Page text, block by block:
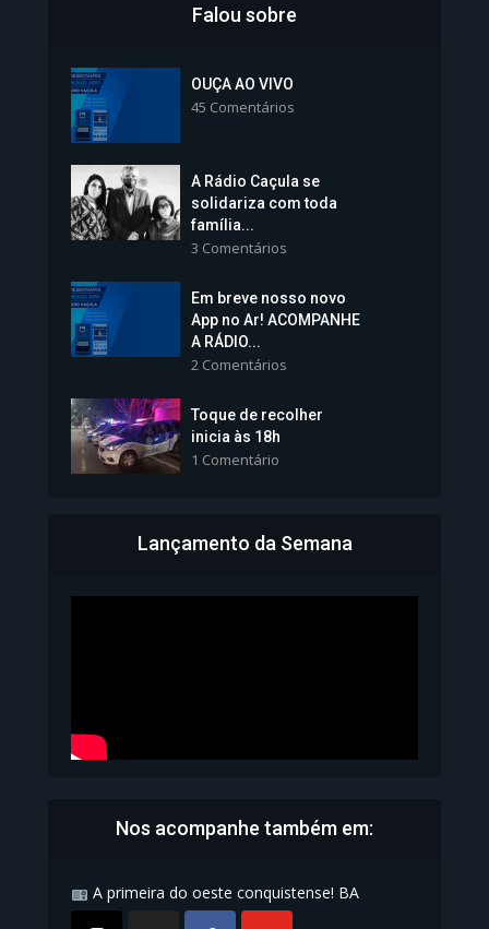
Colégios da Polícia...
Vice-Prefeita Sheila Lemos
tomará posse nesta...
1.101 Modos de exibição
Bahia inicia emissão da
Falou sobre
OUÇA AO VIVO
45 Comentários
A Rádio Caçula se
solidariza com toda
família...
3 Comentários
Em breve nosso novo
App no Ar! ACOMPANHE
A RÁDIO...
2 Comentários
Toque de recolher
inicia às 18h
1 Comentário
Lançamento da Semana
Nos acompanhe também em:
A primeira do oeste conquistense! BA